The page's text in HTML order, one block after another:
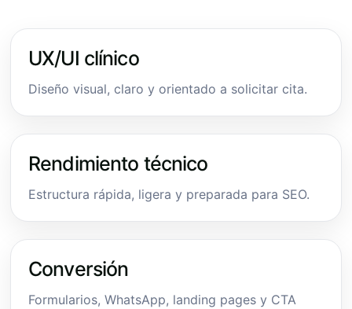
UX/UI clínico
Diseño visual, claro y orientado a solicitar cita.
Rendimiento técnico
Estructura rápida, ligera y preparada para SEO.
Conversión
Formularios, WhatsApp, landing pages y CTA